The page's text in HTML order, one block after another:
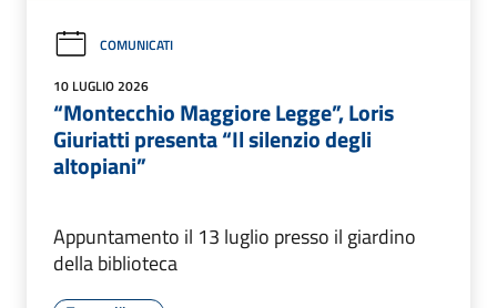
COMUNICATI
10 LUGLIO 2026
“Montecchio Maggiore Legge”, Loris
Giuriatti presenta “Il silenzio degli
altopiani”
Appuntamento il 13 luglio presso il giardino
della biblioteca